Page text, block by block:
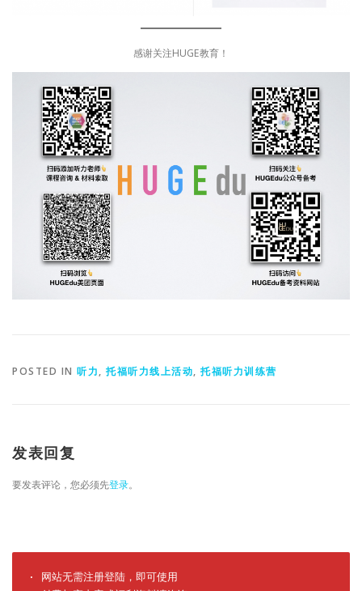
感谢关注HUGE教育！
POSTED IN 听力, 托福听力线上活动, 托福听力训练营
发表回复
要发表评论，您必须先登录。
· 网站无需注册登陆，即可使用